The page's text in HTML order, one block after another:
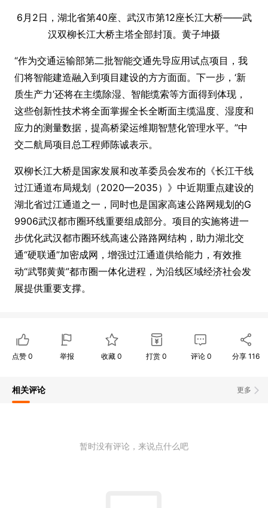
6月2日，湖北省第40座、武汉市第12座长江大桥——武
汉双柳长江大桥主塔全部封顶。黄子坤摄
“作为交通运输部第二批智能交通先导应用试点项目，我
们将智能建造融入到项目建设的方方面面。下一步，‘新
质生产力’还将在主缆除湿、智能缆索等方面得到体现，
这些创新性技术将全面掌握全长全断面主缆温度、湿度和
应力的测量数据，提高桥梁运维期智慧化管理水平。”中
交二航局项目总工程师陈诚表示。
双柳长江大桥是国家发展和改革委员会发布的《长江干线
过江通道布局规划（2020—2035）》中近期重点建设的
湖北省过江通道之一，同时也是国家高速公路网规划的G
9906武汉都市圈环线重要组成部分。项目的实施将进一
步优化武汉都市圈环线高速公路路网结构，助力湖北交
通“硬联通”加密成网，增强过江通道供给能力，有效推
动“武鄂黄黄”都市圈一体化进程，为沿线区域经济社会发
展提供重要支撑。
点赞 0 举报 收藏0 打赏 0 评论 0 分享 116
更多
相关评论
暂时没有评论，来说点什么吧